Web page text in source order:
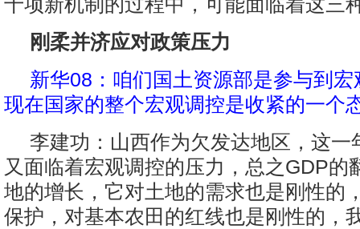
刚柔并济应对政策压力
新华08：咱们国土资源部是参与到
现在国家的整个宏观调控是收紧的一个
李建功：山西作为欠发达地区，这一
又面临着宏观调控的压力，总之GDP的
地的增长，它对土地的需求也是刚性的
保护，对基本农田的红线也是刚性的，